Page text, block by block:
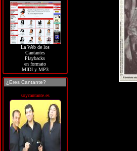
La Web de los
Cantantes
Playbacks
en formato
MIDI y MP3
¿Eres Cantante?
soycantante.es